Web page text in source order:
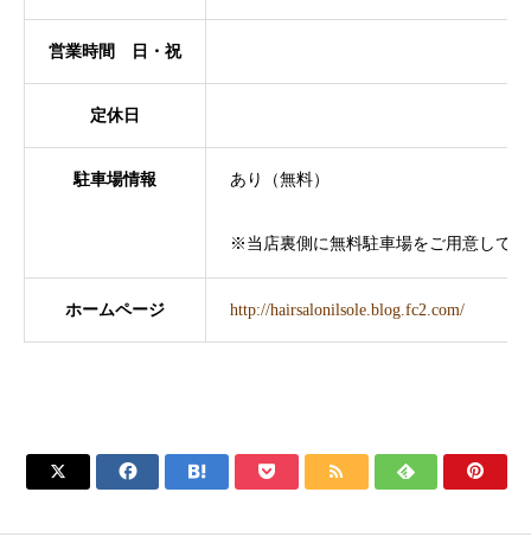
営業時間 日・祝
定休日
駐車場情報 あり（無料）
※当店裏側に無料駐車場をご用意して
ホームページ http://hairsalonilsole.blog.fc2.com/
      